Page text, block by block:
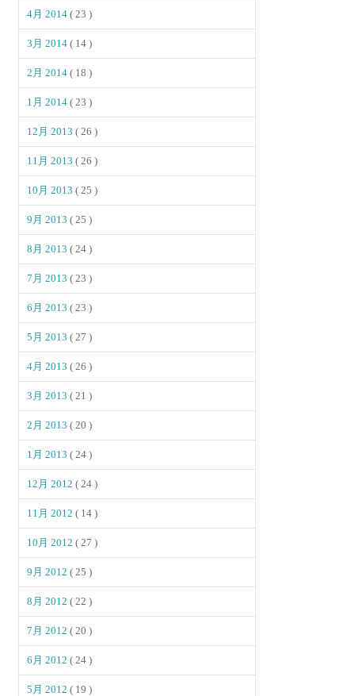
4月 2014( 23 )
3月 2014( 14 )
2月 2014( 18 )
1月 2014( 23 )
12月 2013( 26 )
11月 2013( 26 )
10月 2013( 25 )
9月 2013( 25 )
8月 2013( 24 )
7月 2013( 23 )
6月 2013( 23 )
5月 2013( 27 )
4月 2013( 26 )
3月 2013( 21 )
2月 2013( 20 )
1月 2013( 24 )
12月 2012( 24 )
11月 2012( 14 )
10月 2012( 27 )
9月 2012( 25 )
8月 2012( 22 )
7月 2012( 20 )
6月 2012( 24 )
5月 2012( 19 )